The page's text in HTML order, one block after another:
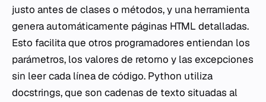
justo antes de clases o métodos, y una herramienta
genera automáticamente páginas HTML detalladas.
Esto facilita que otros programadores entiendan los
parámetros, los valores de retorno y las excepciones
sin leer cada línea de código. Python utiliza
docstrings, que son cadenas de texto situadas al